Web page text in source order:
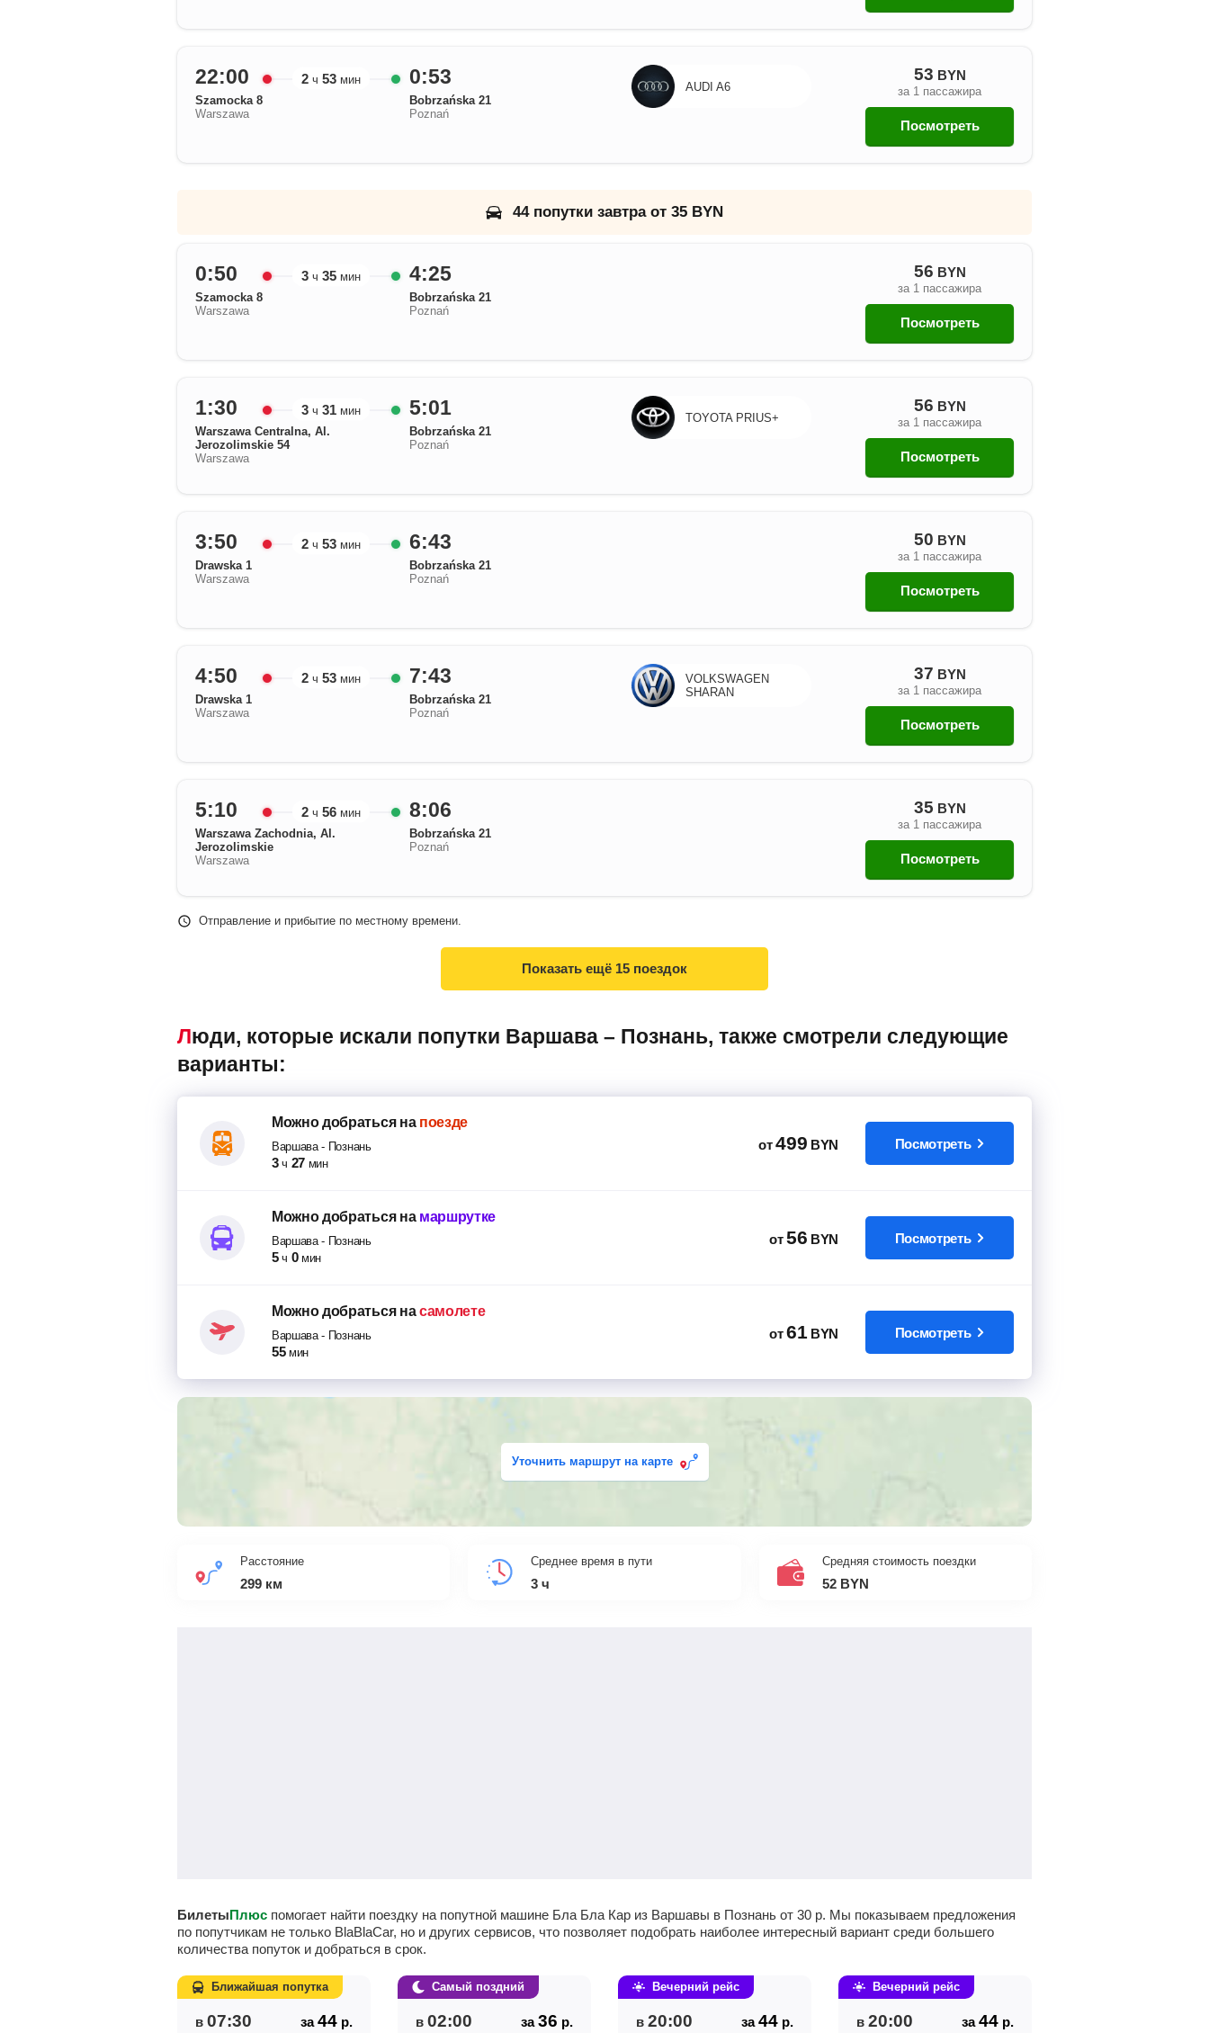
22:00
Szamocka 8
Warszawa
2 ч 53 мин 0:53
Bobrzańska 21
Poznań
AUDI A6
53 BYN
за 1 пассажира
Посмотреть
44 попутки завтра от 35 BYN
0:50
Szamocka 8
Warszawa
3 ч 35 мин 4:25
Bobrzańska 21
Poznań
56 BYN
за 1 пассажира
Посмотреть
1:30
Warszawa Centralna, Al.
Jerozolimskie 54
Warszawa
3 ч 31 мин 5:01
Bobrzańska 21
Poznań
TOYOTA PRIUS+
56 BYN
за 1 пассажира
Посмотреть
3:50
Drawska 1
Warszawa
2 ч 53 мин 6:43
Bobrzańska 21
Poznań
50 BYN
за 1 пассажира
Посмотреть
4:50
Drawska 1
Warszawa
2 ч 53 мин 7:43
Bobrzańska 21
Poznań
VOLKSWAGEN
SHARAN
37 BYN
за 1 пассажира
Посмотреть
5:10
Warszawa Zachodnia, Al.
Jerozolimskie
Warszawa
2 ч 56 мин 8:06
Bobrzańska 21
Poznań
35 BYN
за 1 пассажира
Посмотреть
Отправление и прибытие по местному времени.
Показать ещё 15 поездок
Люди, которые искали попутки Варшава – Познань, также смотрели следующие
варианты:
Можно добратьсяна поезде
Варшава- Познань
3 ч 27 мин
от 499 BYN Посмотреть
Можно добратьсяна маршрутке
Варшава- Познань
5 ч 0 мин
от 56 BYN Посмотреть
Можно добратьсяна самолете
Варшава- Познань
55 мин
от 61 BYN Посмотреть
Уточнить маршрут на карте
Расстояние
299 км
Среднее время в пути
3 ч
Средняя стоимость поездки
52 BYN
БилетыПлюс помогает найти поездку на попутной машине Бла Бла Кар из Варшавы в Познань от 30 р. Мы показываем предложения
по попутчикам не только BlaBlaCar, но и других сервисов, что позволяет подобрать наиболее интересный вариант среди большего
количества попуток и добраться в срок.
в 07:30 за44 р.
Ближайшая попутка
в 02:00 за36 р.
Самый поздний
в 20:00 за44 р.
Вечерний рейс
в 20:00 за44 р.
Вечерний рейс